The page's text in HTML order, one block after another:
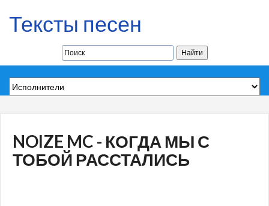
Тексты песен
NOIZE MC - КОГДА МЫ С
ТОБОЙ РАССТАЛИСЬ